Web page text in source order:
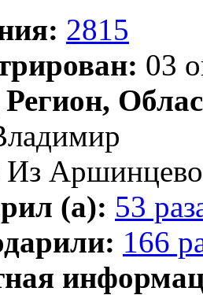
2815
03
Из
(а): 53
166